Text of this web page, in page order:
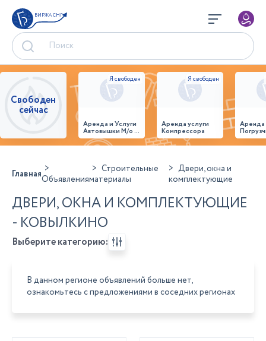
БИРЖА СНГ
Свободен
сейчас
Аренда и Услуги
Автовышки М/о г.
Домодедово
26,28,32 место
Аренда услуги
Компрессора
ГлавнаяОбъявления
Строительные
материалы
Двери, окна и
комплектующие
ДВЕРИ, ОКНА И КОМПЛЕКТУЮЩИЕ
- КОВЫЛКИНО
Выберите категорию:
В данном регионе объявлений больше нет,
ознакомьтесь с предложениями в соседних регионах